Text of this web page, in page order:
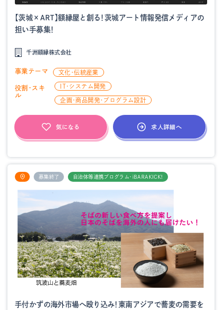
【茨城×ART】額縁屋と創る！茨城アート情報発信メディアの
担い手募集！
千洲額縁株式会社
事業テーマ 文化・伝統産業
役割・スキ
ル
IT・システム開発
企画・商品開発・プログラム設計
気になる 求人詳細へ
募集終了 自治体等連携プログラム・iBARAKICK!
手付かずの海外市場へ殴り込み！東南アジアで蕎麦の需要を